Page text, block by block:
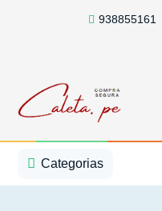
938855161
Categorias